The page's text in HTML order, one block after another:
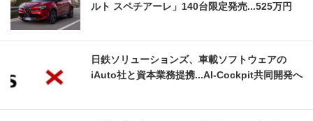
ルト スペチアーレ」140台限定発売...525万円
日鉄ソリューションズ、車載ソフトウェアの
iAuto社と資本業務提携...AI-Cockpit共同開発へ